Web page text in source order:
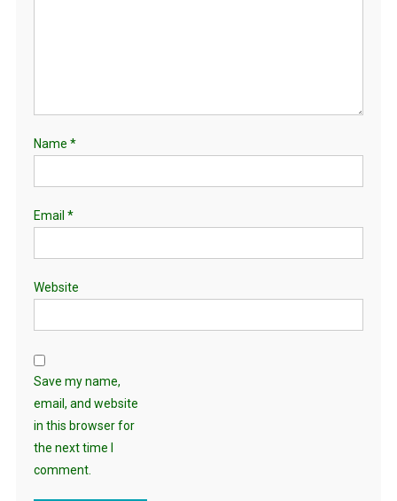
Name *
Email *
Website
Save my name,
email, and website
in this browser for
the next time I
comment.